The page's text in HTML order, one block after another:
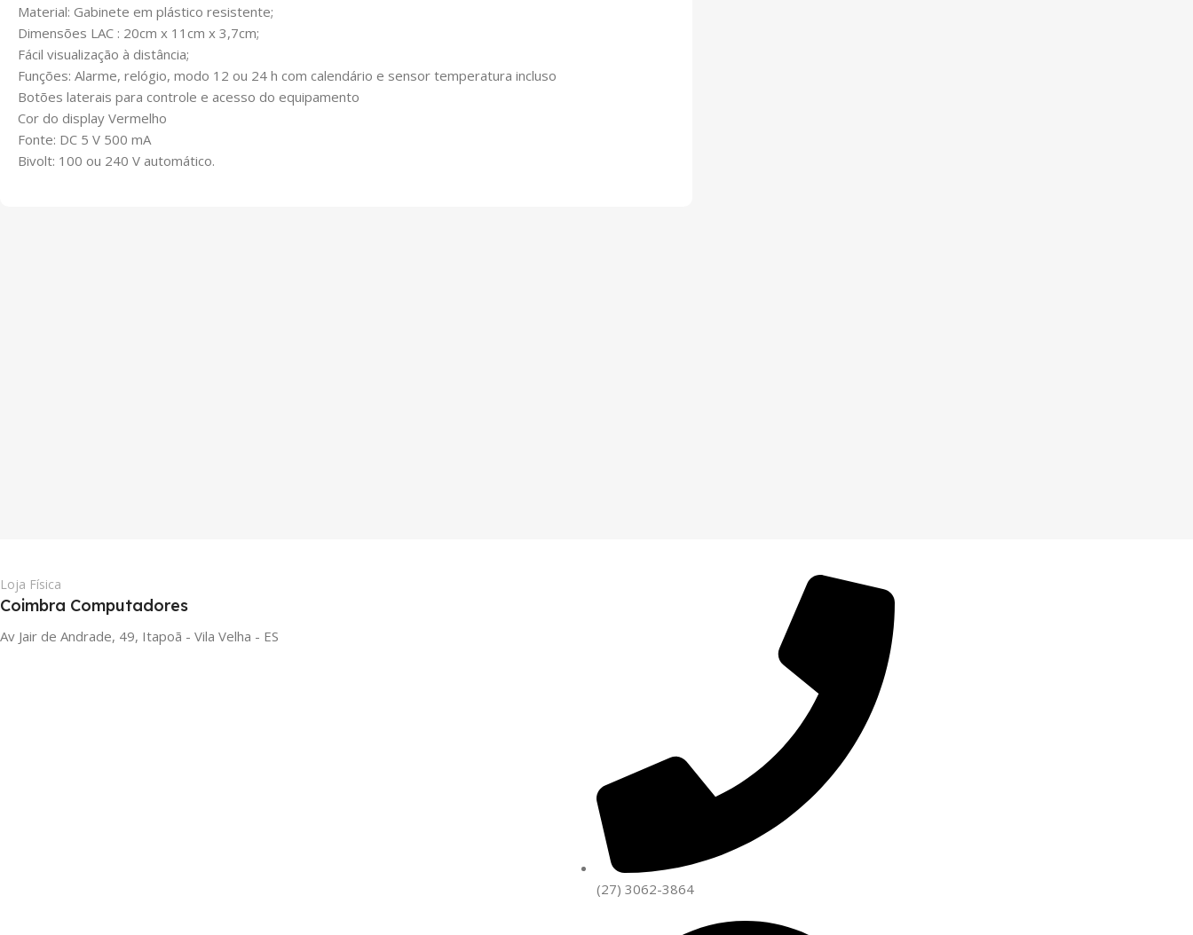
Material: Gabinete em plástico resistente;
Dimensões LAC : 20cm x 11cm x 3,7cm;
Fácil visualização à distância;
Funções: Alarme, relógio, modo 12 ou 24 h com calendário e sensor temperatura incluso
Botões laterais para controle e acesso do equipamento
Cor do display Vermelho
Fonte: DC 5 V 500 mA
Bivolt: 100 ou 240 V automático.
Loja Física
Coimbra Computadores
Av Jair de Andrade, 49, Itapoã - Vila Velha - ES
(27) 3062-3864